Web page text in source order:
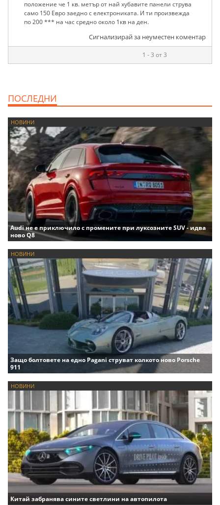
положение че 1 кв. метър от най хубавите панели струва
само 150 Евро заедно с електрониката. И ти произвежда
по 200 *** на час средно около 1кв на ден.
Сигнализирай за неуместен коментар
1 - 3 от 3
ПОСЛЕДНИ
НОВИНИ
Audi не е приключило с промените при луксозните SUV - идва
ново Q8
НОВИНИ
Защо болтовете на едно Pagani струват колкото ново Porsche
911
НОВИНИ
Китай забранява сините светлини на автопилота